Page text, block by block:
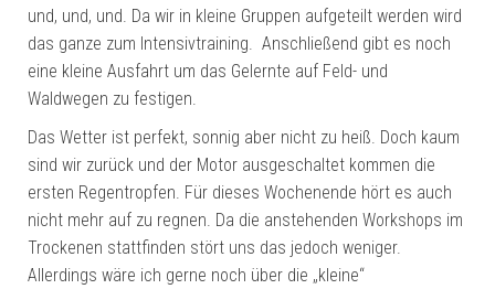
und, und, und. Da wir in kleine Gruppen aufgeteilt werden wird
das ganze zum Intensivtraining. Anschließend gibt es noch
eine kleine Ausfahrt um das Gelernte auf Feld- und
Waldwegen zu festigen.
Das Wetter ist perfekt, sonnig aber nicht zu heiß. Doch kaum
sind wir zurück und der Motor ausgeschaltet kommen die
ersten Regentropfen. Für dieses Wochenende hört es auch
nicht mehr auf zu regnen. Da die anstehenden Workshops im
Trockenen stattfinden stört uns das jedoch weniger.
Allerdings wäre ich gerne noch über die „kleine“